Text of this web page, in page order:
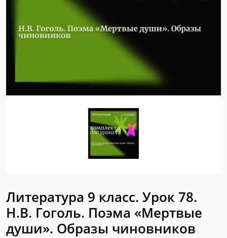
Литература 9 класс. Урок 78.
Н.В. Гоголь. Поэма «Мертвые
души». Образы чиновников